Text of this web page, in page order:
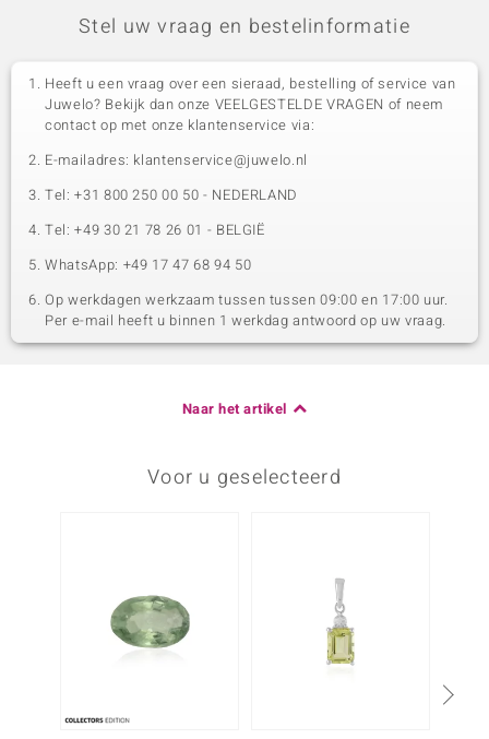
Stel uw vraag en bestelinformatie
Heeft u een vraag over een sieraad, bestelling of service van
Juwelo? Bekijk dan onze VEELGESTELDE VRAGEN of neem
contact op met onze klantenservice via:
E-mailadres: klantenservice@juwelo.nl
Tel: +31 800 250 00 50 - NEDERLAND
Tel: +49 30 21 78 26 01 - BELGIË
WhatsApp: +49 17 47 68 94 50
Op werkdagen werkzaam tussen tussen 09:00 en 17:00 uur.
Per e-mail heeft u binnen 1 werkdag antwoord op uw vraag.
Naar het artikel
Voor u geselecteerd